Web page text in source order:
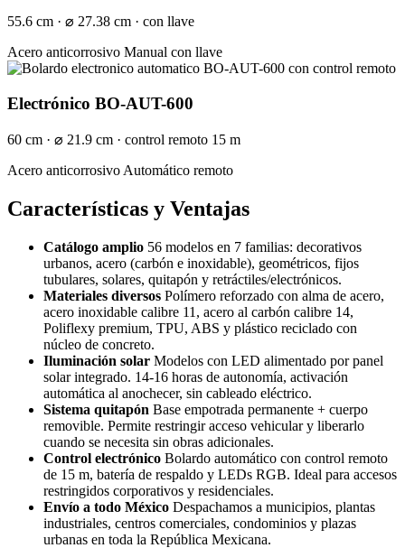
55.6 cm · ⌀ 27.38 cm · con llave
Acero anticorrosivo Manual con llave
Electrónico BO-AUT-600
60 cm · ⌀ 21.9 cm · control remoto 15 m
Acero anticorrosivo Automático remoto
Características y Ventajas
Catálogo amplio 56 modelos en 7 familias: decorativos
urbanos, acero (carbón e inoxidable), geométricos, fijos
tubulares, solares, quitapón y retráctiles/electrónicos.
Materiales diversos Polímero reforzado con alma de acero,
acero inoxidable calibre 11, acero al carbón calibre 14,
Poliflexy premium, TPU, ABS y plástico reciclado con
núcleo de concreto.
Iluminación solar Modelos con LED alimentado por panel
solar integrado. 14-16 horas de autonomía, activación
automática al anochecer, sin cableado eléctrico.
Sistema quitapón Base empotrada permanente + cuerpo
removible. Permite restringir acceso vehicular y liberarlo
cuando se necesita sin obras adicionales.
Control electrónico Bolardo automático con control remoto
de 15 m, batería de respaldo y LEDs RGB. Ideal para accesos
restringidos corporativos y residenciales.
Envío a todo México Despachamos a municipios, plantas
industriales, centros comerciales, condominios y plazas
urbanas en toda la República Mexicana.